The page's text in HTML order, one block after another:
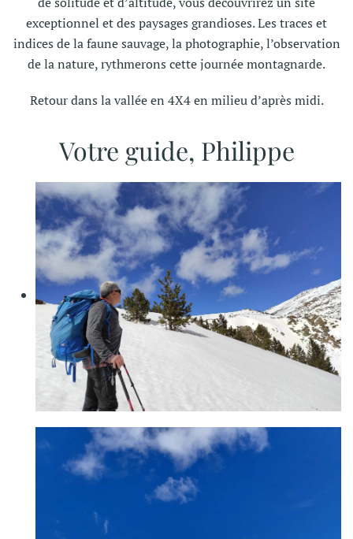
exceptionnel et des paysages grandioses. Les traces et
indices de la faune sauvage, la photographie, l’observation
de la nature, rythmerons cette journée montagnarde.
Retour dans la vallée en 4X4 en milieu d’après midi.
Votre guide, Philippe